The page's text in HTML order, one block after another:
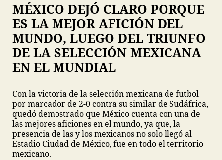
MÉXICO DEJÓ CLARO PORQUE
ES LA MEJOR AFICIÓN DEL
MUNDO, LUEGO DEL TRIUNFO
DE LA SELECCIÓN MEXICANA
EN EL MUNDIAL
Con la victoria de la selección mexicana de futbol
por marcador de 2-0 contra su similar de Sudáfrica,
quedó demostrado que México cuenta con una de
las mejores aficiones en el mundo, ya que, la
presencia de las y los mexicanos no solo llegó al
Estadio Ciudad de México, fue en todo el territorio
mexicano.